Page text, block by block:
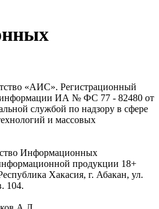
«АИС». Регистрационный
информации ИА № ФС 77 - 82480 от
службой по надзору в сфере
и массовых
Информационных
продукции 18+
Хакасия, г. Абакан, ул.
104.